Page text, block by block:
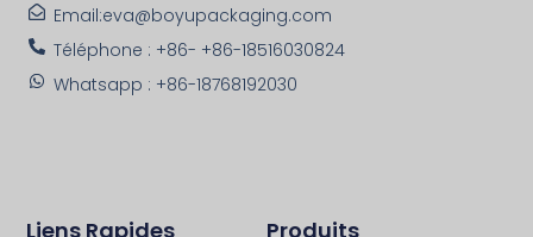
Produits
Liens Rapides
Email:eva@boyupackaging.com
Téléphone : +86- +86-18516030824
Whatsapp : +86-18768192030